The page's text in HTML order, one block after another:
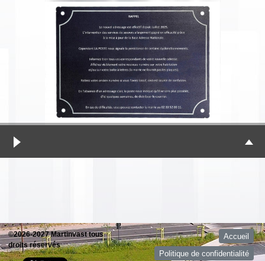
©2026-2027 Martinvast tous
droits réservés
Accueil
Politique de confidentialité